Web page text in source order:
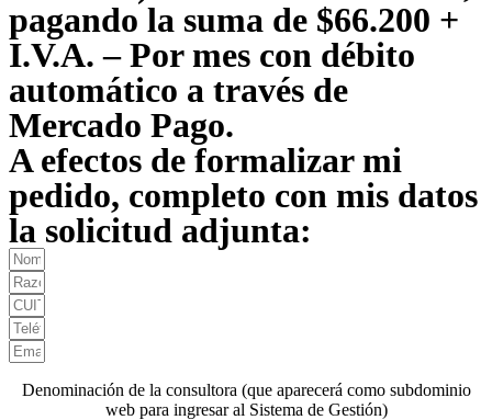
pagando la suma de $66.200 +
I.V.A. – Por mes con débito
automático a través de
Mercado Pago.
A efectos de formalizar mi
pedido, completo con mis datos
la solicitud adjunta:
Denominación de la consultora (que aparecerá como subdominio
web para ingresar al Sistema de Gestión)